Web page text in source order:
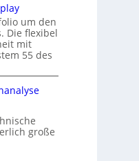
um den
Die flexibel
mit
55 des
große